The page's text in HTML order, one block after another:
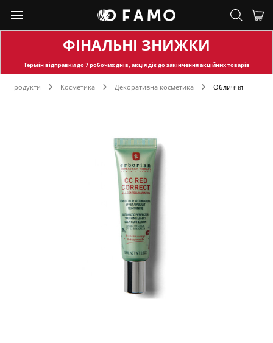
ФІНАЛЬНІ ЗНИЖКИ
Термін відправкидо 7 робочих днів, акція діє до закінчення акційних товарів
Продукти Косметика Декоративна косметика Обличчя